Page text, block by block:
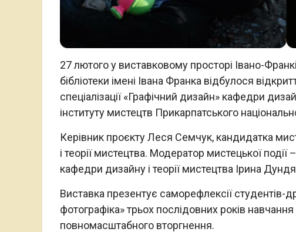
27 лютого у виставковому просторі Івано-
бібліотеки імені Івана Франка відбулося
спеціалізації «Графічний дизайн» кафедри
інституту мистецтв Прикарпатського
Керівник проєкту Леся Семчук, кандидатка
і теорії мистецтва. Модератор мистецької
кафедри дизайну і теорії мистецтва Ірина
Виставка презентує саморефлексії студентів-
фотографіка» трьох послідовних років
повномасштабного вторгнення.